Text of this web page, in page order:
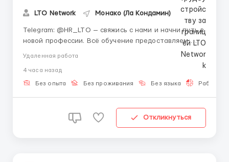
LTO Network Монако (Ла Кондамин)
Telegram: @HR_LTO — свяжись с нами и начни путь в
новой профессии. Всё обучение предоставляем,
блокчейн-решения для бизнеса и государственных
структур. Мы работаем над проектами мирового
Удаленная работа
4 часа назад
Без опыта Без проживания Без языка Работа
Откликнуться